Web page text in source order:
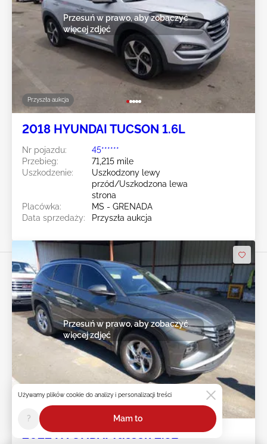
Przyszła aukcja
Przesuń w prawo, aby zobaczyć
więcej zdjęć
2018 HYUNDAI TUCSON 1.6L
Nr pojazdu:
45******
Przebieg:
71,215 mile
Uszkodzenie:
Uszkodzony lewy
przód/Uszkodzona lewa
strona
Placówka:
MS - GRENADA
Data sprzedaży:
Przyszła aukcja
Przyszła aukcja
Przesuń w prawo, aby zobaczyć
więcej zdjęć
2022 HYUNDAI Tucson 2.5L
Używamy plików cookie do analizy i personalizacji treści
? Mam to